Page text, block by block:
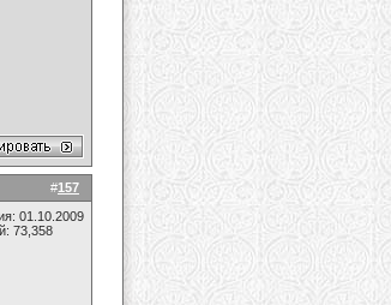
#157
01.10.2009
73,358